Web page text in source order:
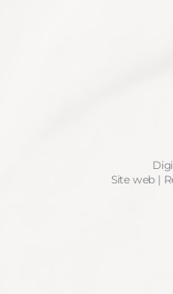
Site web |